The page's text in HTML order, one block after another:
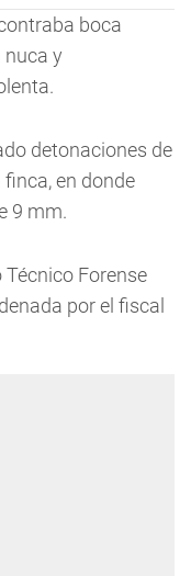
boca
nuca y
detonaciones de
en donde
9 mm.
Forense
por el fiscal